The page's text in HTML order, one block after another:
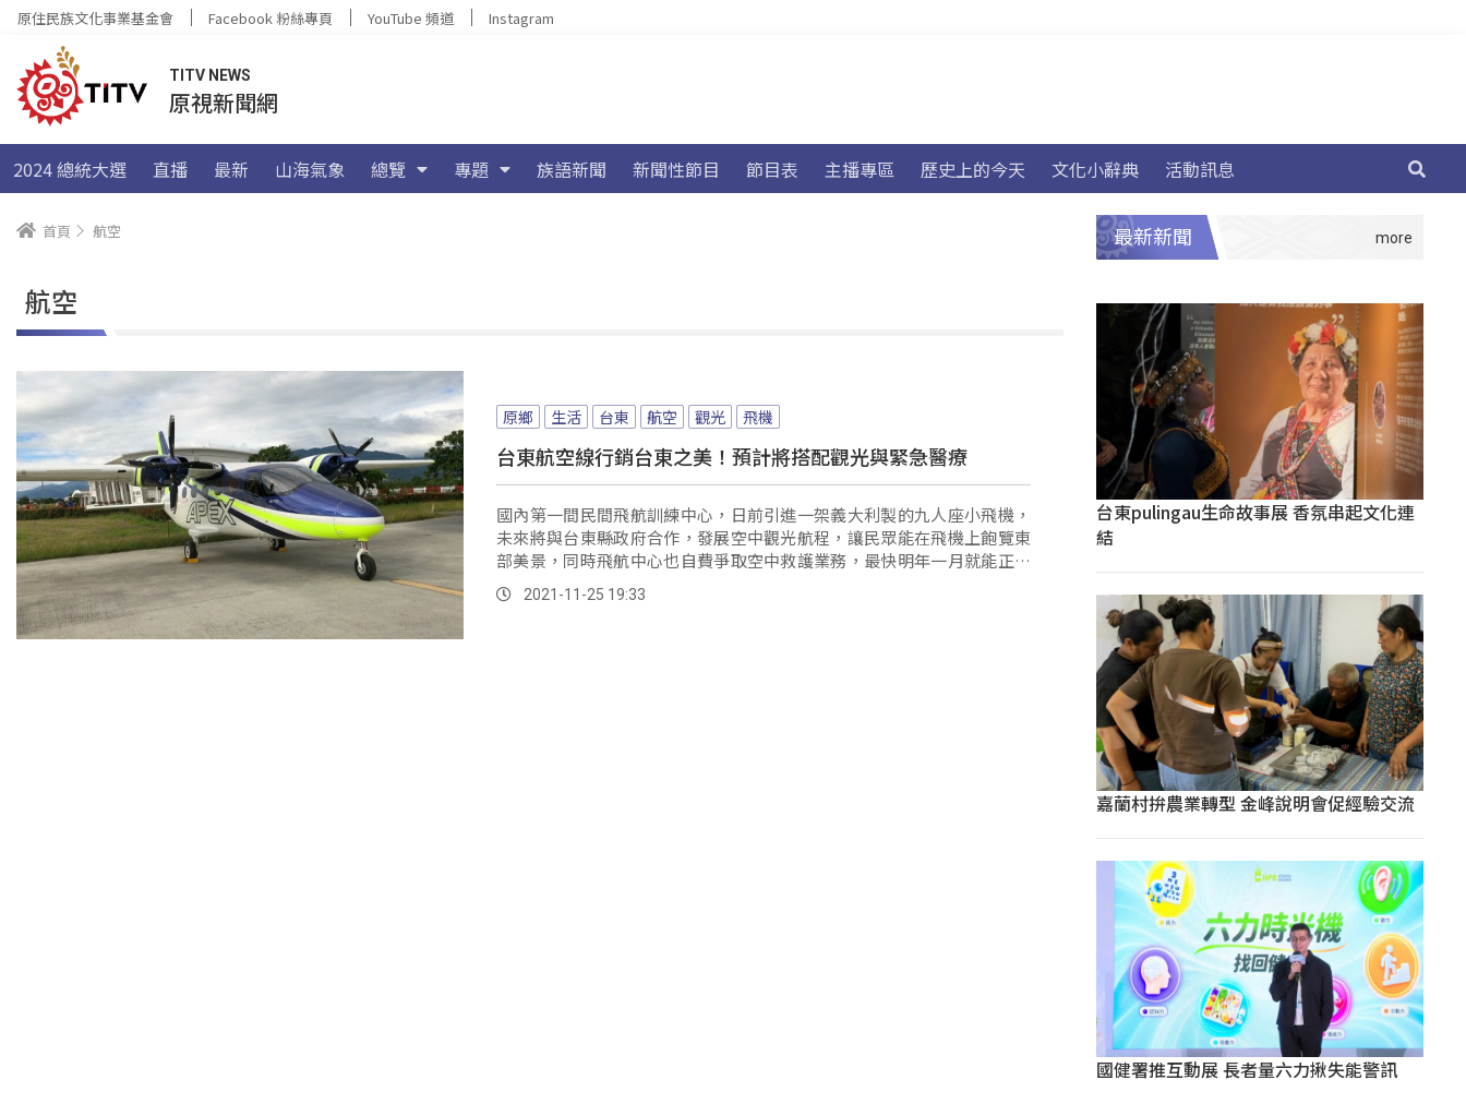
原住民族文化事業基金會 Facebook 粉絲專頁 YouTube 頻道 Instagram
TITV NEWS
原視新聞網
2024 總統大選 直播 最新 山海氣象 總覽 專題 族語新聞 新聞性節目 節目表 主播專區 歷史上的今天 文化小辭典 活動訊息
首頁 航空
航空
原鄉 生活 台東 航空 觀光 飛機
台東航空線行銷台東之美！預計將搭配觀光與緊急醫療
國內第一間民間飛航訓練中心，日前引進一架義大利製的九人座小飛機，
未來將與台東縣政府合作，發展空中觀光航程，讓民眾能在飛機上飽覽東
部美景，同時飛航中心也自費爭取空中救護業務，最快明年一月就能正式
載客啟航...。
2021-11-25 19:33
最新新聞
台東pulingau生命故事展 香氛串起文化連
結
嘉蘭村拚農業轉型 金峰說明會促經驗交流
國健署推互動展 長者量六力揪失能警訊